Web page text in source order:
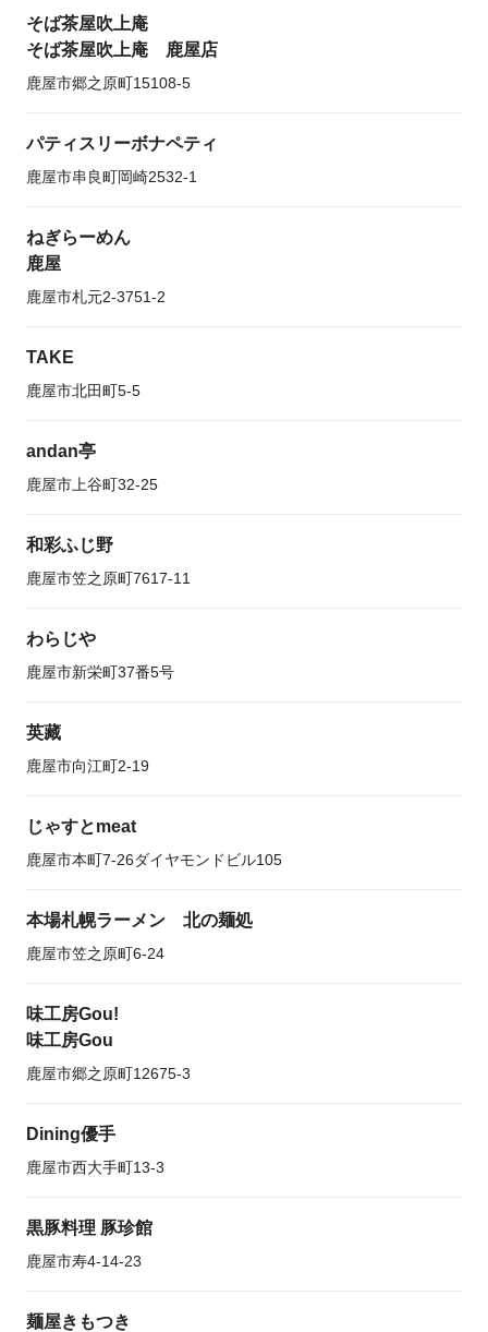
そば茶屋吹上庵
そば茶屋吹上庵 鹿屋店
鹿屋市郷之原町15108-5
パティスリーボナペティ
鹿屋市串良町岡崎2532-1
ねぎらーめん
鹿屋
鹿屋市札元2-3751-2
TAKE
鹿屋市北田町5-5
andan亭
鹿屋市上谷町32-25
和彩ふじ野
鹿屋市笠之原町7617-11
わらじや
鹿屋市新栄町37番5号
英藏
鹿屋市向江町2-19
じゃすとmeat
鹿屋市本町7-26ダイヤモンドビル105
本場札幌ラーメン 北の麺処
鹿屋市笠之原町6-24
味工房Gou!
味工房Gou
鹿屋市郷之原町12675-3
Dining優手
鹿屋市西大手町13-3
黒豚料理 豚珍館
鹿屋市寿4-14-23
麺屋きもつき